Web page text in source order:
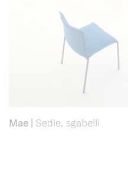
Mae | Sedie, sgabelli